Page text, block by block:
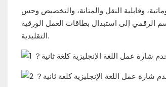
وقابلية النقل والمتانة، والتخصيص وحس
الرقمي إلى استبدال بطاقات العمل الورقية
التقليدية.